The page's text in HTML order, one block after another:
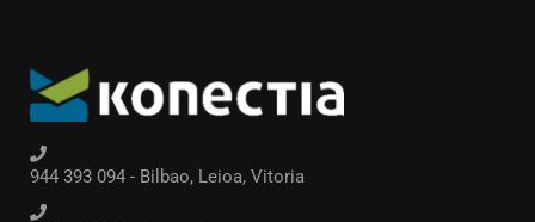
944 393 094 - Bilbao, Leioa, Vitoria